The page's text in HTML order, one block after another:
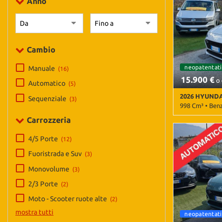
Cambio
Manuale (16)
Automatico (5)
Sequenziale (3)
Carrozzeria
4/5 Porte (12)
Fuoristrada e Suv (3)
Monovolume (3)
2/3 Porte (2)
Moto - Scooter ruote alte (2)
mostra tutti
Autoradio •
Bracciolo •
•
Control • ESP
assistita •
di luce •
Specchietti
neopatentati
15.900 € o
2026
998 Cm³ •
3.000 Km •
metallizzato
laterali •
Android Auto
Autoradio •
Cerchi in lega
corsia •
•
luce • Sensori
neopatentati neopatentati
Cookie necessari
Cookie delle preferenze
Cookie per il miglioramento dell'esperienza utente
Cookie di marketing